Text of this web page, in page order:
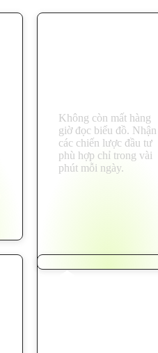
Không còn mất hàng
giờ đọc biểu đồ. Nhận
các chiến lược đầu tư
phù hợp chỉ trong vài
phút mỗi ngày.